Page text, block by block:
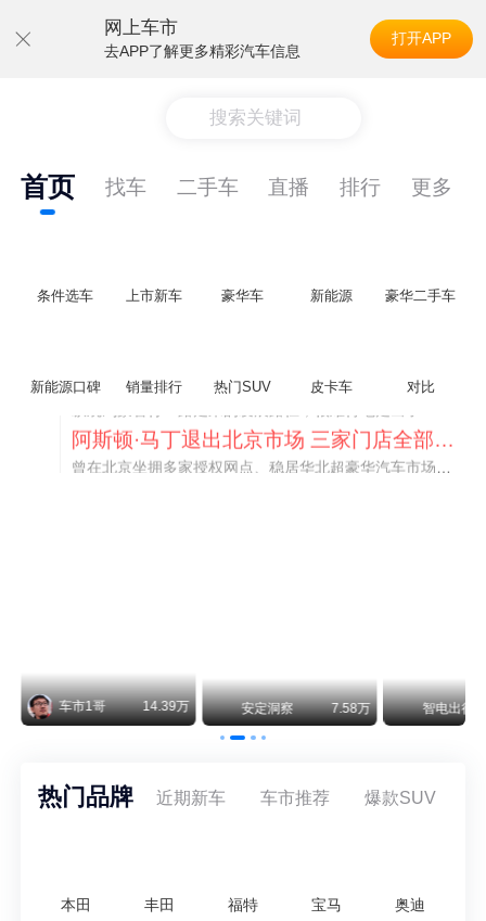
网上车市
去APP了解更多精彩汽车信息
打开APP
搜索关键词
首页 找车 二手车 直播 排行 更多
条件选车 上市新车 豪华车 新能源 豪华二手车
新能源口碑 销量排行 热门SUV 皮卡车 对比阿斯顿·马丁退出北京市场 三家门店全部关闭
不要伤了余承东的心！不内卷价格的华为，弥足珍贵！
7.58万 智电出行 8.54万 智电出行 8.18万
热门品牌 近期新车 车市推荐 爆款SUV
本田 丰田 福特 宝马 奥迪